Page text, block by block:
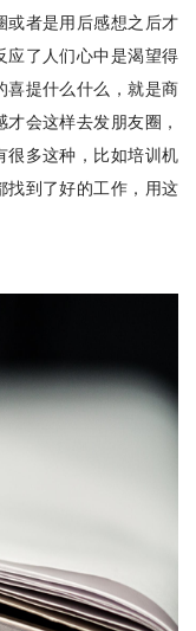
或者是用后感想之后才
应了人们心中是渴望得
喜提什么什么，就是商
会这样去发朋友圈，
很多这种，比如培训机
找到了好的工作，用这